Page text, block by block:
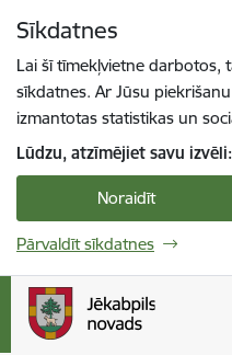
Sīkdatnes
Lai šī tīmekļvietne darbotos,
sīkdatnes. Ar Jūsu
izmantotas statistikas un
Lūdzu, atzīmējiet savu izvēli:
Noraidīt
Pārvaldīt sīkdatnes